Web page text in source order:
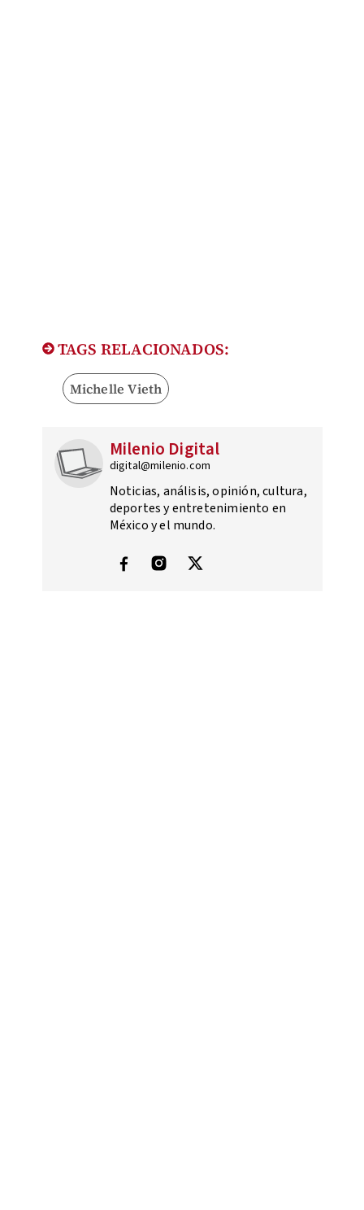
TAGS RELACIONADOS:
Michelle Vieth
Milenio Digital
digital@milenio.com
Noticias, análisis, opinión, cultura,
deportes y entretenimiento en
México y el mundo.